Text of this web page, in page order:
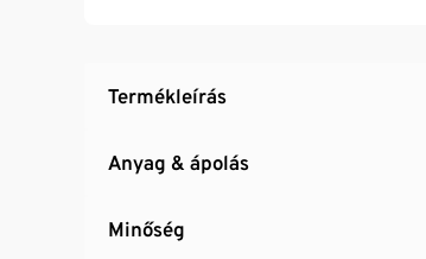
Termékleírás
Anyag & ápolás
Minőség